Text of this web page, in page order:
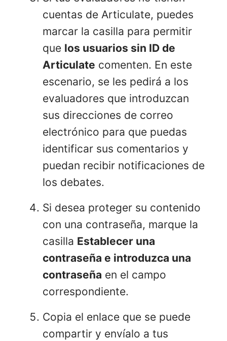
cuentas de Articulate, puedes
marcar la casilla para permitir
que los usuarios sin ID de
Articulate comenten. En este
escenario, se les pedirá a los
evaluadores que introduzcan
sus direcciones de correo
electrónico para que puedas
identificar sus comentarios y
puedan recibir notificaciones de
los debates.
Si desea proteger su contenido
con una contraseña, marque la
casilla Establecer una
contraseña e introduzca una
contraseña en el campo
correspondiente.
Copia el enlace que se puede
compartir y envíalo a tus